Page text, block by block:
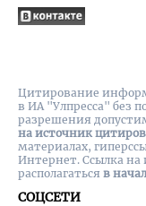
СОЦСЕТИ
Цитирование
в ИА "Улпресса" без
разрешения
на источник
материалах,
Интернет. Ссылка на
располагаться в